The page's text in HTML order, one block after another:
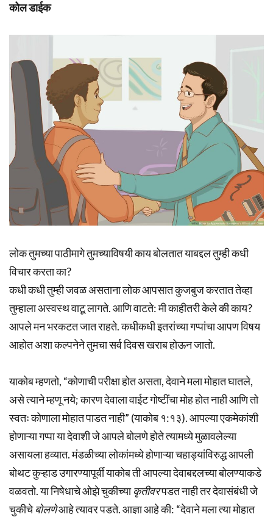
कोल डाईक
लोक तुमच्या पाठीमागे तुमच्याविषयी काय बोलतात याबद्दल तुम्ही कधी
विचार करता का?
कधी कधी तुम्ही जवळ असताना लोक आपसात कुजबुज करतात तेव्हा
तुम्हाला अस्वस्थ वाटू लागते. आणि वाटते: मी काहीतरी केले की काय?
आपले मन भरकटत जात राहते. कधीकधी इतरांच्या गप्पांचा आपण विषय
आहोत अशा कल्पनेने तुमचा सर्व दिवस खराब होऊन जातो.
याकोब म्हणतो, “कोणाची परीक्षा होत असता, देवाने मला मोहात घातले,
असे त्याने म्हणू नये; कारण देवाला वाईट गोष्टींचा मोह होत नाही आणि तो
स्वतः कोणाला मोहात पाडत नाही” (याकोब १:१३). आपल्या एकमेकांशी
होणाऱ्या गप्पा या देवाशी जे आपले बोलणे होते त्यामध्ये मुळावलेल्या
असायला हव्यात. मंडळीच्या लोकांमध्ये होणाऱ्या चहाड्यांविरुद्ध आपली
बोथट कुऱ्हाड उगारण्यापूर्वी याकोब ती आपल्या देवाबद्दलच्या बोलण्याकडे
वळवतो. या निषेधाचे ओझे चुकीच्याकृतीवरपडत नाही तर देवासंबंधी जे
चुकीचेबोलणेआहे त्यावर पडते. आज्ञा आहे की: “देवाने मला त्या मोहात